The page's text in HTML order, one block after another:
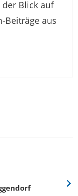
der Blick auf
Beiträge aus
Eine